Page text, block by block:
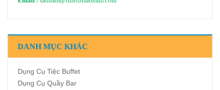
DANH MỤC KHÁC
Dụng Cụ Tiệc Buffet
Dụng Cụ Quầy Bar